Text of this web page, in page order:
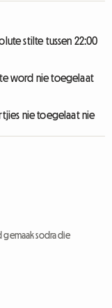
stilte tussen 22:00
word nie toegelaat
nie toegelaat nie
gemaak sodra die